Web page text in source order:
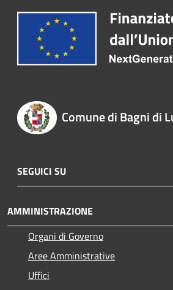
Comune di Bagni di
SEGUICI SU
AMMINISTRAZIONE
Organi di Governo
Aree Amministrative
Uffici